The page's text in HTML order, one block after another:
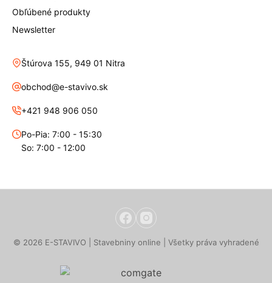
Obľúbené produkty
Newsletter
Štúrova 155, 949 01 Nitra
obchod@e-stavivo.sk
+421 948 906 050
Po-Pia: 7:00 - 15:30
So: 7:00 - 12:00
© 2026 E-STAVIVO | Stavebniny online | Všetky práva vyhradené